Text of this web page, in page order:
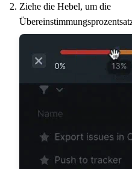
Ziehe die Hebel, um die